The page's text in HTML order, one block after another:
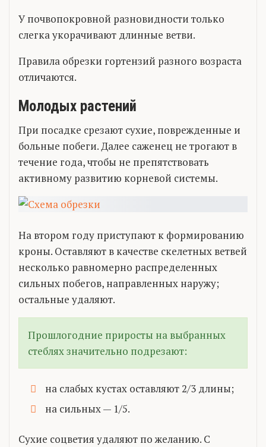
У почвопокровной разновидности только
слегка укорачивают длинные ветви.
Правила обрезки гортензий разного возраста
отличаются.
Молодых растений
При посадке срезают сухие, поврежденные и
больные побеги. Далее саженец не трогают в
течение года, чтобы не препятствовать
активному развитию корневой системы.
На втором году приступают к формированию
кроны. Оставляют в качестве скелетных ветвей
несколько равномерно распределенных
сильных побегов, направленных наружу;
остальные удаляют.
Прошлогодние приросты на выбранных
стеблях значительно подрезают:
на слабых кустах оставляют 2/3 длины;
на сильных — 1/5.
Сухие соцветия удаляют по желанию. С